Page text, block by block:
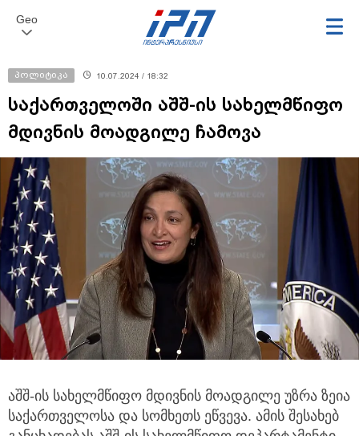
Geo
პოლიტიკა 10.07.2024 / 18:32
საქართველოში აშშ-ის სახელმწიფო
მდივნის მოადგილე ჩამოვა
აშშ-ის სახელმწიფო მდივნის მოადგილე უზრა ზეია
საქართველოსა და სომხეთს ეწვევა. ამის შესახებ